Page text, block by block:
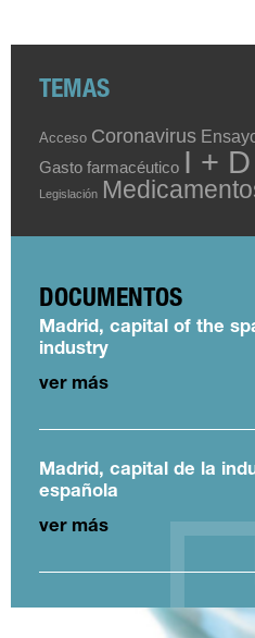
TEMAS
Acceso Coronavirus
Gasto farmacéutico I + D
Legislación
DOCUMENTOS
Madrid, capital of the
industry
ver más
Madrid, capital de la
española
ver más